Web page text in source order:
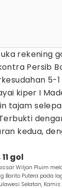
rekening
Persib
5-1
kiper I
tajam
kedua,
gol
Wiljan Pluim
Barito Putera pada
Selatan,